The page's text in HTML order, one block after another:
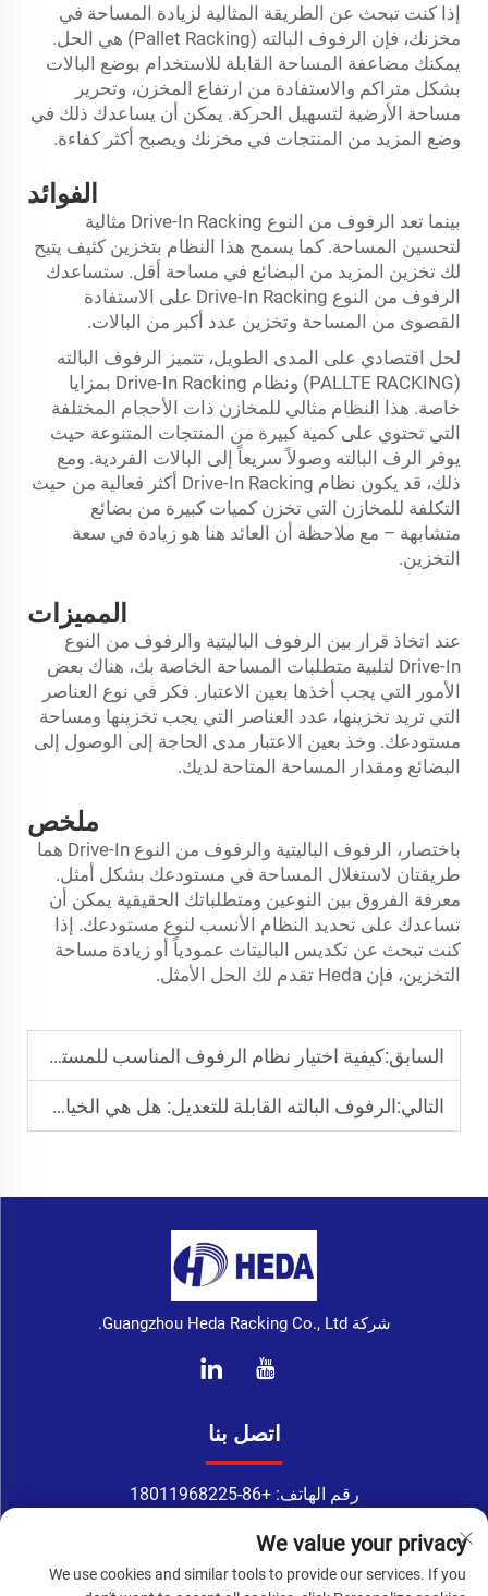
إذا كنت تبحث عن الطريقة المثالية لزيادة المساحة في
مخزنك، فإن الرفوف البالته (Pallet Racking) هي الحل.
يمكنك مضاعفة المساحة القابلة للاستخدام بوضع البالات
بشكل متراكم والاستفادة من ارتفاع المخزن، وتحرير
مساحة الأرضية لتسهيل الحركة. يمكن أن يساعدك ذلك في
وضع المزيد من المنتجات في مخزنك ويصبح أكثر كفاءة.
الفوائد
بينما تعد الرفوف من النوع Drive-In Racking مثالية
لتحسين المساحة. كما يسمح هذا النظام بتخزين كثيف يتيح
لك تخزين المزيد من البضائع في مساحة أقل. ستساعدك
الرفوف من النوع Drive-In Racking على الاستفادة
القصوى من المساحة وتخزين عدد أكبر من البالات.
لحل اقتصادي على المدى الطويل، تتميز الرفوف البالته
(PALLTE RACKING) ونظام Drive-In Racking بمزايا
خاصة. هذا النظام مثالي للمخازن ذات الأحجام المختلفة
التي تحتوي على كمية كبيرة من المنتجات المتنوعة حيث
يوفر الرف البالته وصولاً سريعاً إلى البالات الفردية. ومع
ذلك، قد يكون نظام Drive-In Racking أكثر فعالية من حيث
التكلفة للمخازن التي تخزن كميات كبيرة من بضائع
متشابهة – مع ملاحظة أن العائد هنا هو زيادة في سعة
التخزين.
المميزات
عند اتخاذ قرار بين الرفوف الباليتية والرفوف من النوع
Drive-In لتلبية متطلبات المساحة الخاصة بك، هناك بعض
الأمور التي يجب أخذها بعين الاعتبار. فكر في نوع العناصر
التي تريد تخزينها، عدد العناصر التي يجب تخزينها ومساحة
مستودعك. وخذ بعين الاعتبار مدى الحاجة إلى الوصول إلى
البضائع ومقدار المساحة المتاحة لديك.
ملخص
باختصار، الرفوف الباليتية والرفوف من النوع Drive-In هما
طريقتان لاستغلال المساحة في مستودعك بشكل أمثل.
معرفة الفروق بين النوعين ومتطلباتك الحقيقية يمكن أن
تساعدك على تحديد النظام الأنسب لنوع مستودعك. إذا
كنت تبحث عن تكديس الباليتات عمودياً أو زيادة مساحة
التخزين، فإن Heda تقدم لك الحل الأمثل.
السابق:كيفية اختيار نظام الرفوف المناسب للمستودع ليلبي احتياجات التخزين الخاصة بك
التالي:الرفوف البالته القابلة للتعديل: هل هي الخيار الأفضل للمخازن الديناميكية
شركة Guangzhou Heda Racking Co., Ltd.
اتصل بنا
رقم الهاتف: +86-18011968225
البريد الإلكتروني:
Address: الغرفة 218، الطابق الثاني، رقم 183، طريق تينغيوان، شارع
We value your privacy
We use cookies and similar tools to provide our services. If you